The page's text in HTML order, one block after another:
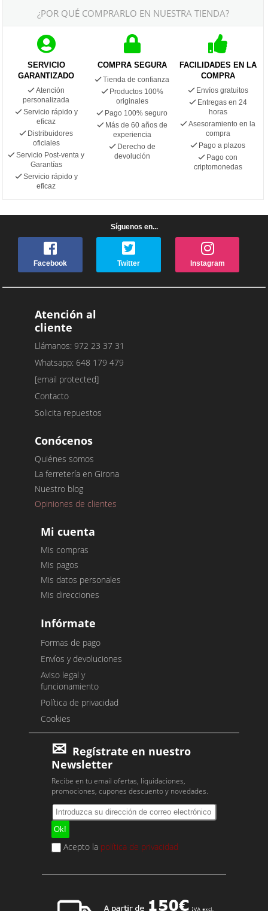
¿POR QUÉ COMPRARLO EN NUESTRA TIENDA?
SERVICIO
GARANTIZADO
Atención
personalizada
Servicio rápido y
eficaz
Distribuidores
oficiales
Servicio Post-venta y
Garantías
Servicio rápido y
eficaz
COMPRA SEGURA
Tienda de confianza
Productos 100%
originales
Pago 100% seguro
Más de 60 años de
experiencia
Derecho de
devolución
FACILIDADES EN LA
COMPRA
Envíos gratuitos
Entregas en 24
horas
Asesoramiento en la
compra
Pago a plazos
Pago con
criptomonedas
Síguenos en...
Facebook Twitter Instagram
Atención al
cliente
Llámanos: 972 23 37 31
Whatsapp: 648 179 479
[email protected]
Contacto
Solicita repuestos
Conócenos
Quiénes somos
La ferretería en Girona
Nuestro blog
Opiniones de clientes
Mi cuenta
Mis compras
Mis pagos
Mis datos personales
Mis direcciones
Infórmate
Formas de pago
Envíos y devoluciones
Aviso legal y
funcionamiento
Política de privacidad
Cookies
Regístrate en nuestro
Newsletter
Recibe en tu email ofertas, liquidaciones,
promociones, cupones descuento y novedades.
Acepto la política de privacidad